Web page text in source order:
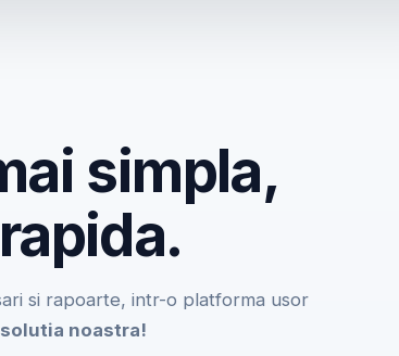
simpla,
si rapoarte, intr-o platforma usor
noastra!